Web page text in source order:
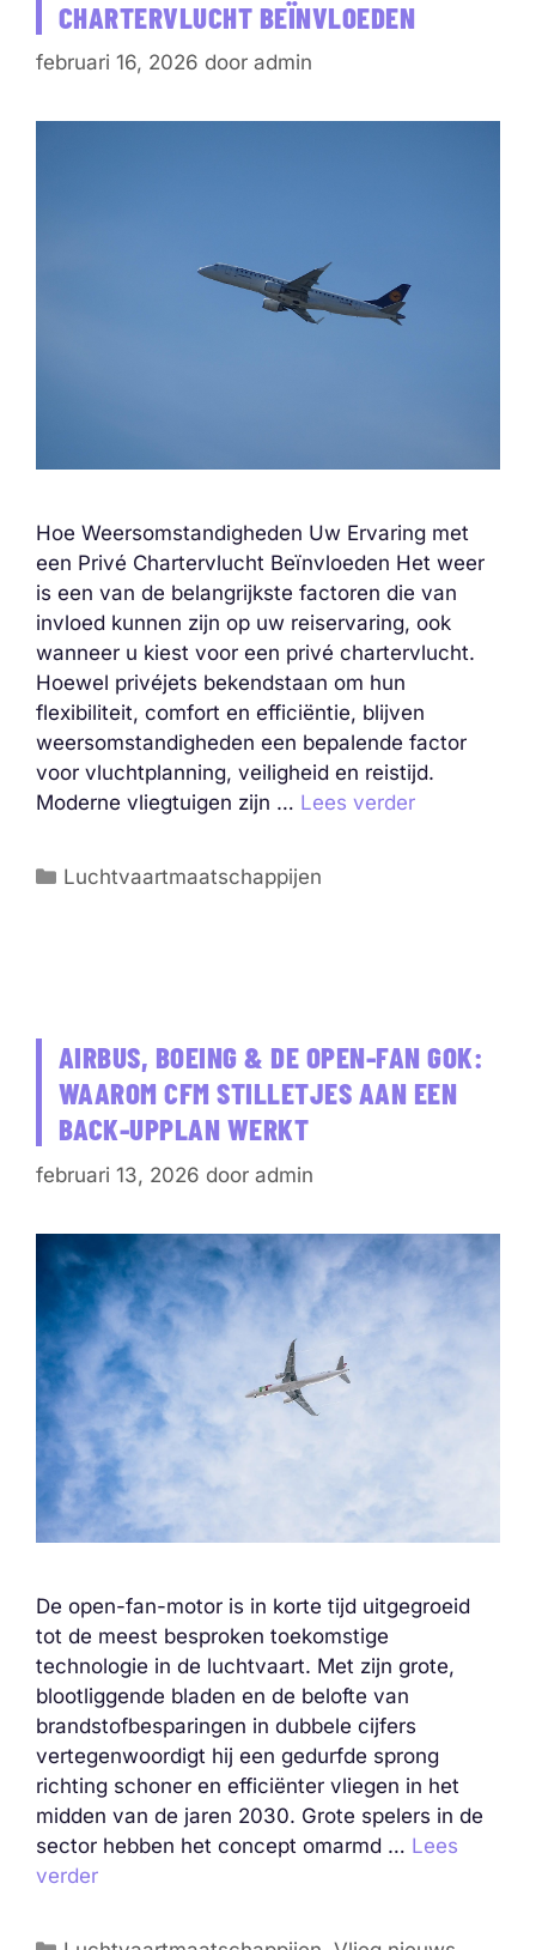
CHARTERVLUCHT BEÏNVLOEDEN
februari 16, 2026 door admin
Hoe Weersomstandigheden Uw Ervaring met
een Privé Chartervlucht Beïnvloeden Het weer
is een van de belangrijkste factoren die van
invloed kunnen zijn op uw reiservaring, ook
wanneer u kiest voor een privé chartervlucht.
Hoewel privéjets bekendstaan om hun
flexibiliteit, comfort en efficiëntie, blijven
weersomstandigheden een bepalende factor
voor vluchtplanning, veiligheid en reistijd.
Moderne vliegtuigen zijn … Lees verder
Categorieën
Luchtvaartmaatschappijen
AIRBUS, BOEING & DE OPEN-FAN GOK:
WAAROM CFM STILLETJES AAN EEN
BACK-UPPLAN WERKT
februari 13, 2026 door admin
De open-fan-motor is in korte tijd uitgegroeid
tot de meest besproken toekomstige
technologie in de luchtvaart. Met zijn grote,
blootliggende bladen en de belofte van
brandstofbesparingen in dubbele cijfers
vertegenwoordigt hij een gedurfde sprong
richting schoner en efficiënter vliegen in het
midden van de jaren 2030. Grote spelers in de
sector hebben het concept omarmd … Lees
verder